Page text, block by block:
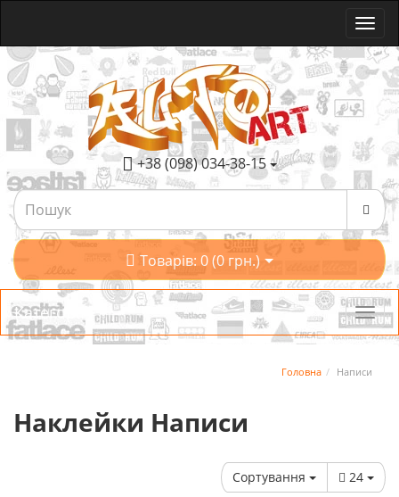
+38 (098) 034-38-15
Товарів: 0 (0 грн.)
Категорії
Головна Написи
Наклейки Написи
Сортування 24